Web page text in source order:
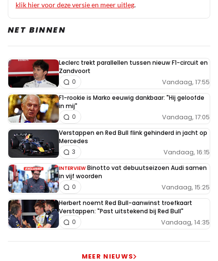
klik hier voor deze versie en meer uitleg.
NET BINNEN
Leclerc trekt parallellen tussen nieuw F1-circuit en
Zandvoort
Vandaag, 17:55
0
F1-rookie is Marko eeuwig dankbaar: "Hij geloofde
in mij"
Vandaag, 17:05
0
Verstappen en Red Bull flink gehinderd in jacht op
Mercedes
Vandaag, 16:15
3
INTERVIEW Binotto vat debuutseizoen Audi samen
in vijf woorden
Vandaag, 15:25
0
Herbert noemt Red Bull-aanwinst troefkaart
Verstappen: "Past uitstekend bij Red Bull"
Vandaag, 14:35
0
MEER NIEUWS